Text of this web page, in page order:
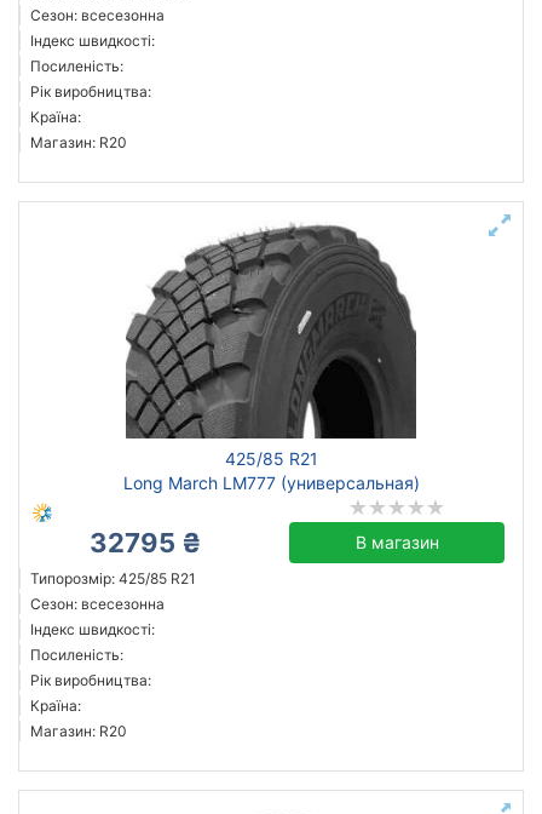
Сезон: всесезонна
Індекс швидкості:
Посиленість:
Рік виробництва:
Країна:
Магазин: R20
425/85 R21
Long March LM777 (универсальная)
32795 ₴ В магазин
Типорозмір: 425/85 R21
Сезон: всесезонна
Індекс швидкості:
Посиленість:
Рік виробництва:
Країна:
Магазин: R20